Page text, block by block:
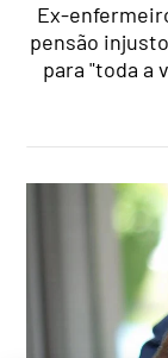
Ex-
pensão
para "toda a